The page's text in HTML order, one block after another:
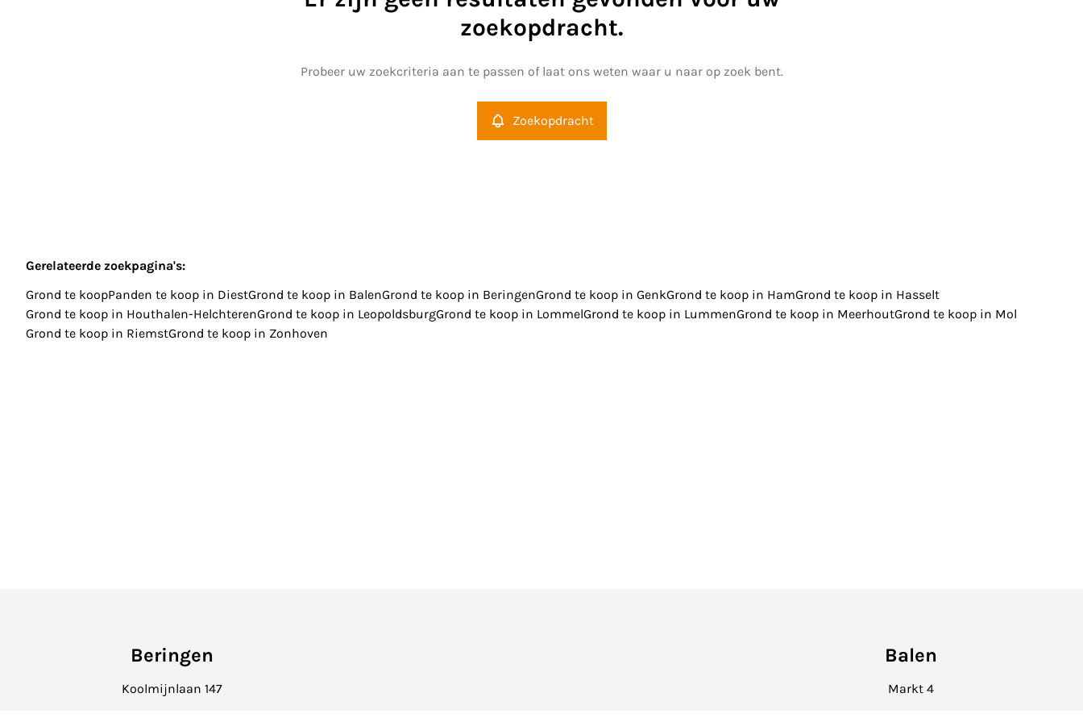
zoekopdracht.
Probeer uw zoekcriteria aan te passen of laat ons weten waar u naar op zoek bent.
Zoekopdracht
Gerelateerde zoekpagina's:
Grond te koopPanden te koop in DiestGrond te koop in BalenGrond te koop in BeringenGrond te koop in GenkGrond te koop in HamGrond te koop in Hasselt
Grond te koop in Houthalen-HelchterenGrond te koop in LeopoldsburgGrond te koop in LommelGrond te koop in LummenGrond te koop in MeerhoutGrond te koop in Mol
Grond te koop in RiemstGrond te koop in Zonhoven
Beringen
Koolmijnlaan 147
Balen
Markt 4